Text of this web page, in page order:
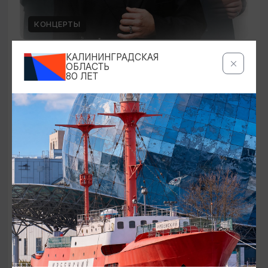
КОНЦЕРТЫ
Стас Пьеха
09.09.2026 19:00
Светлогорск, Театр эстрады «Янтарь-холл»
ОТ 600₽ ПУШКИНСКАЯ КАРТА
КАЛИНИНГРАДСКАЯ
ОБЛАСТЬ
80 ЛЕТ